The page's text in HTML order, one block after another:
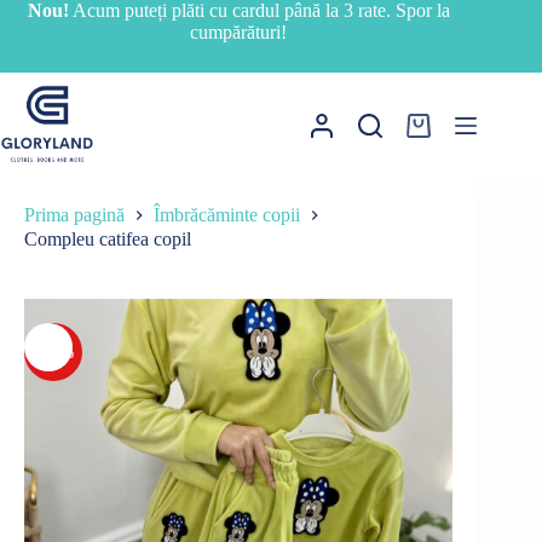
SariNou! Acum puteți plăti cu cardul până la 3 rate. Spor la
cumpărături!
Coș
Prima pagină
Îmbrăcăminte copii
Compleu catifea copil
-15%